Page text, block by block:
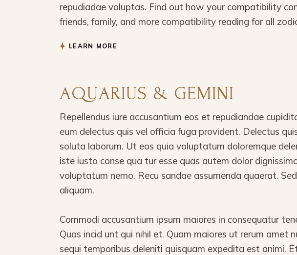
repudiadae voluptas. Find out how your compatibility
friends, family, and more compatibility reading for all
LEARN MORE
AQUARIUS & GEMINI
Repellendus iure accusantium eos et repudiandae
eum delectus quis vel officia fuga provident. Delectus
soluta laborum. Ut eos quia voluptatum doloremque
iste iusto conse qua tur esse quas autem dolor
voluptatum nemo. Recu sandae assumenda quaerat.
aliquam.
Commodi accusantium ipsum maiores in consequatur
Quas incid unt qui nihil et. Quam maiores ut rerum amet
sequi temporibus deleniti quisquam expedita est animi.